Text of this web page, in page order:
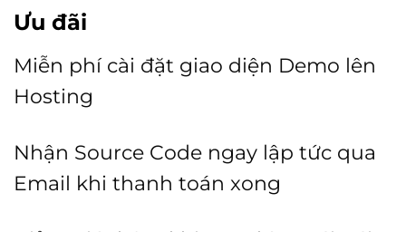
Ưu đãi
Miễn phí cài đặt giao diện Demo lên
Hosting
Nhận Source Code ngay lập tức qua
Email khi thanh toán xong